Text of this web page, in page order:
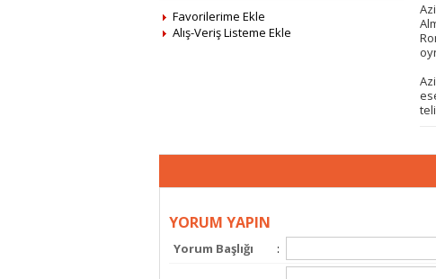
Favorilerime Ekle
Alış-Veriş Listeme Ekle
YORUM YAPIN
Yorum Başlığı :